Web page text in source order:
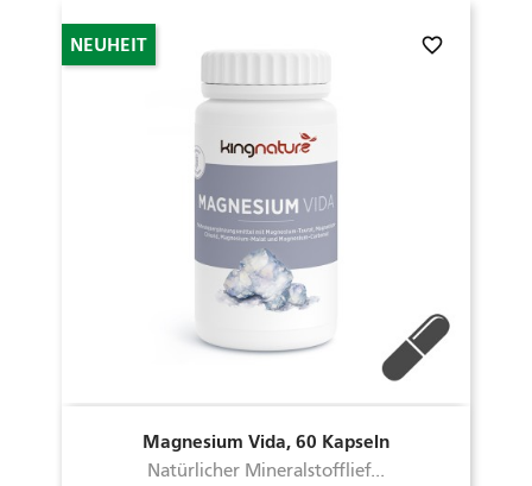
Magnesium Vida, 60 Kapseln
Natürlicher Mineralstofflief...
favorite_border
NEUHEIT